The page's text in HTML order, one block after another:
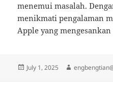
menemui masalah.
menikmati pengalaman
Apple yang
Posted
July 1, 2025 Author